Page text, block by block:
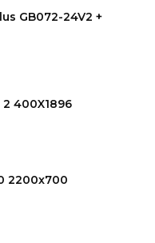
GB072-24V2 +
400X1896
2200x700